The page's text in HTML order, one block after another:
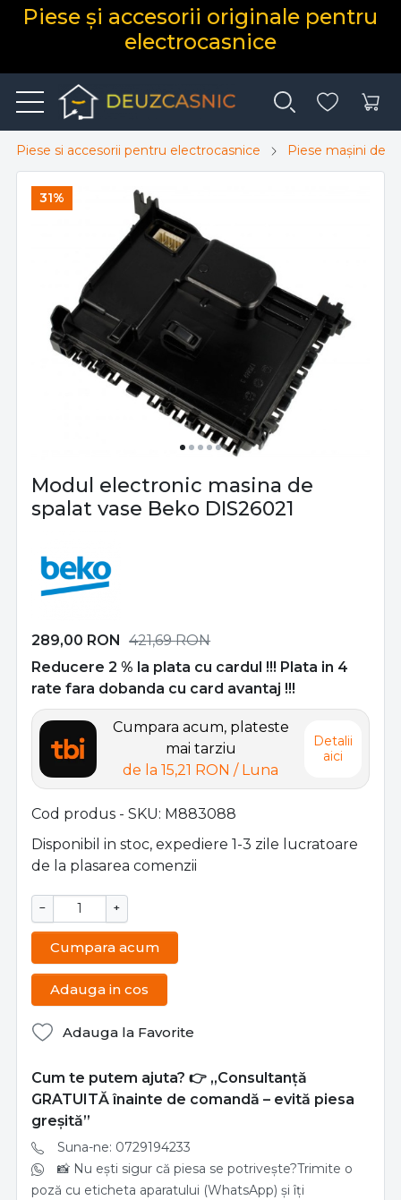
Piese și accesorii originale pentru
electrocasnice
Piese si accesorii pentru electrocasnice Piese mașini de
31%
Modul electronic masina de
spalat vase Beko DIS26021
289,00 RON 421,69RON
Reducere 2 % la plata cu cardul !!! Plata in 4
rate fara dobanda cu card avantaj !!!
Cumpara acum, plateste
mai tarziu
de la 15,21 RON / Luna
Detalii
aici
Cod produs - SKU M883088
Disponibil in stoc, expediere 1-3 zile lucratoare
de la plasarea comenzii
− +
Cumpara acum
Adauga in cos
Adauga la Favorite
Cum te putem ajuta? 👉 „Consultanță
GRATUITĂ înainte de comandă – evită piesa
greșită”
Suna-ne: 0729194233
📸 Nu ești sigur că piesa se potrivește?Trimite o
poză cu eticheta aparatului (WhatsApp) și îți